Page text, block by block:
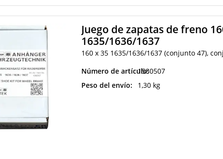
Juego de zapatas de freno
1635/1636/1637
160 x 35 1635/1636/1637 (conjunto 47),
Número de artículo:1580507
Peso del envío:
1,30 kg